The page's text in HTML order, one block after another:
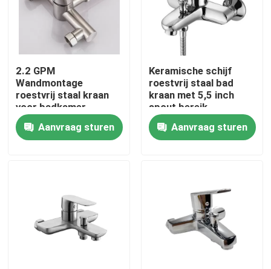
Huis
Producten
Videos
Fabrieksrondleiding
2.2 GPM
Wandmontage
roestvrij staal kraan
voor badkamer
Aanvraag sturen
Keramische schijf
roestvrij staal bad
kraan met 5,5 inch
spout bereik
Aanvraag sturen